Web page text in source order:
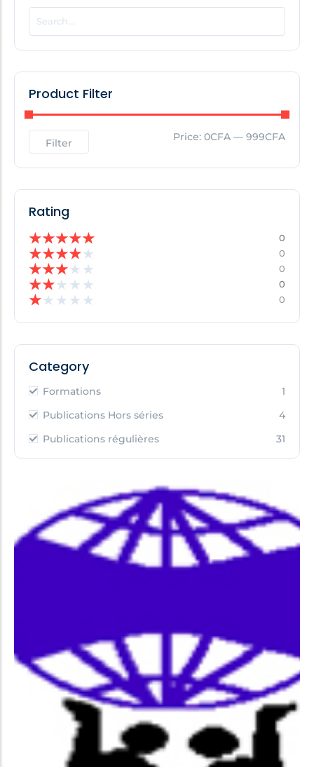
POPULAR THIS WEEK
No Posts Found!
No Posts Found!
Product Filter
Filter Price: 0CFA — 999CFA
Rating
★★★★★ 0
★★★★★ 0
★★★★ ★ 0
★★★ ★ ★ 0
★★ ★ ★ ★ 0
Category
Formations
1
Publications Hors séries
4
Publications régulières
31